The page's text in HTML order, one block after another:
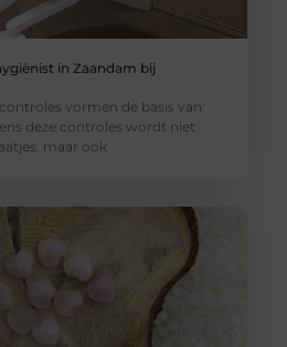
in Zaandam bij
vormen de basis van
deze controles wordt niet
maar ook